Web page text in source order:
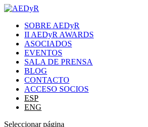
SOBRE AEDyR
II AEDyR AWARDS
ASOCIADOS
EVENTOS
SALA DE PRENSA
BLOG
CONTACTO
ACCESO SOCIOS
ESP
ENG
Seleccionar página